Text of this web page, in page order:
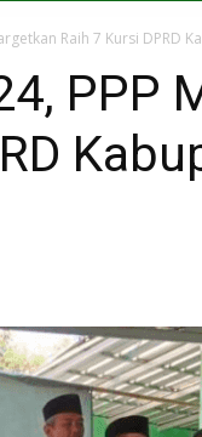
Raih 7 Kursi DPRD
PPP